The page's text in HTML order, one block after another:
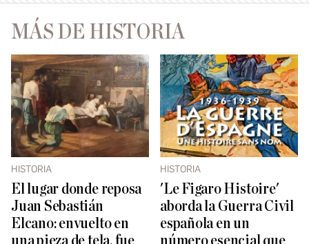
MÁS DE HISTORIA
HISTORIA
El lugar donde reposa
Juan Sebastián
Elcano: envuelto en
una pieza de tela, fue
HISTORIA
'Le Figaro Histoire'
aborda la Guerra Civil
española en un
número esencial que